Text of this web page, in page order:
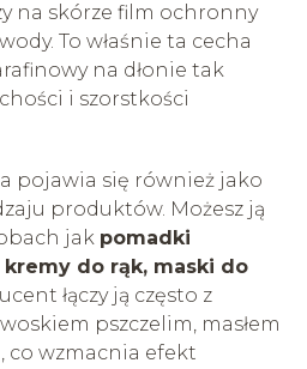
na skórze film ochronny
To właśnie ta cecha
na dłonie tak
i szorstkości
pojawia się również jako
produktów. Możesz ją
jak pomadki
do rąk, maski do
łączy ją często z
pszczelim, masłem
co wzmacnia efekt